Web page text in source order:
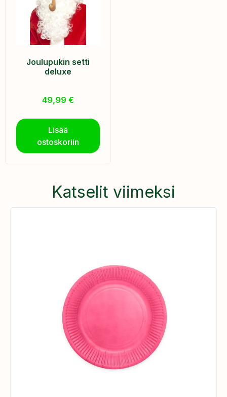
Joulupukin setti
deluxe
49,99 €
Lisää
ostoskoriin
Katselit viimeksi